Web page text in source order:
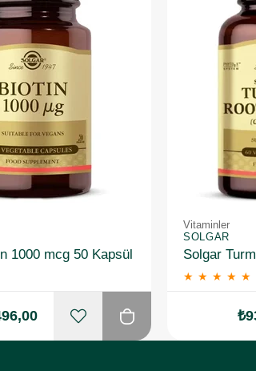
1000 mcg 50 Kapsül
Vitaminler
SOLGAR
★ ★ ★ ★ ★